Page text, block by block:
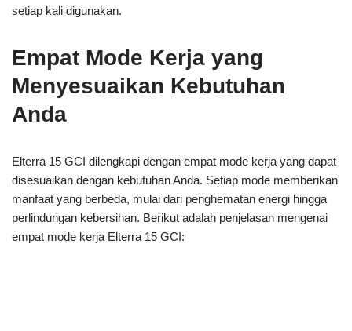
setiap kali digunakan.
Empat Mode Kerja yang
Menyesuaikan Kebutuhan
Anda
Elterra 15 GCI dilengkapi dengan empat mode kerja yang dapat
disesuaikan dengan kebutuhan Anda. Setiap mode memberikan
manfaat yang berbeda, mulai dari penghematan energi hingga
perlindungan kebersihan. Berikut adalah penjelasan mengenai
empat mode kerja Elterra 15 GCI: